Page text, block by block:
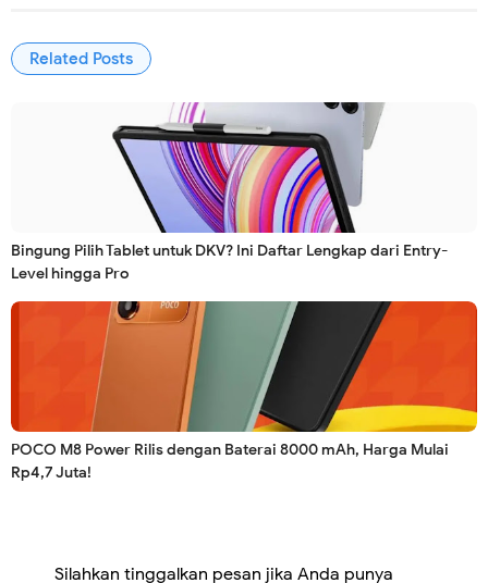
Related Posts
Bingung Pilih Tablet untuk DKV? Ini Daftar Lengkap dari Entry-
Level hingga Pro
POCO M8 Power Rilis dengan Baterai 8000 mAh, Harga Mulai
Rp4,7 Juta!
Silahkan tinggalkan pesan jika Anda punya